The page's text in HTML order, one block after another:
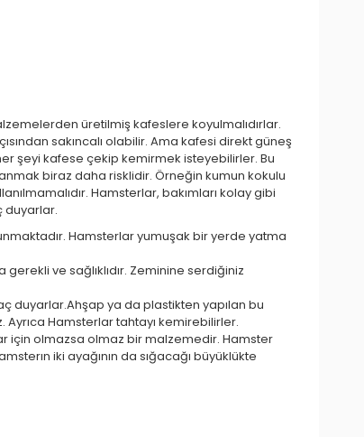
üretilmiş kafeslere koyulmalıdırlar.
sakıncalı olabilir. Ama kafesi direkt güneş
şeyi kafese çekip kemirmek isteyebilirler. Bu
biraz daha risklidir. Örneğin kumun kokulu
Hamsterlar, bakımları kolay gibi
duyarlar.
Hamsterlar yumuşak bir yerde yatma
ve sağlıklıdır. Zeminine serdiğiniz
duyarlar.Ahşap ya da plastikten yapılan bu
Hamsterlar tahtayı kemirebilirler.
için olmazsa olmaz bir malzemedir. Hamster
iki ayağının da sığacağı büyüklükte